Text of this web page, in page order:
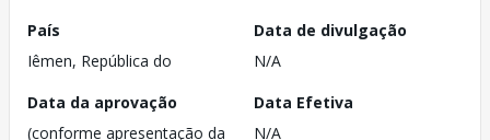
País
Iêmen, República do
Data de divulgação
N/A
Data da aprovação
(conforme apresentação da
Data Efetiva
N/A